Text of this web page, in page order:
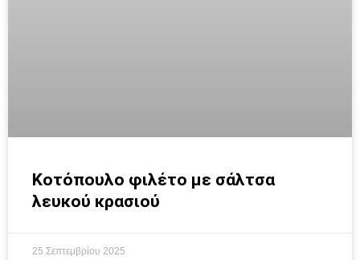
Kοτόπουλο φιλέτο με σάλτσα
λευκού κρασιού
25 Σεπτεμβρίου 2025